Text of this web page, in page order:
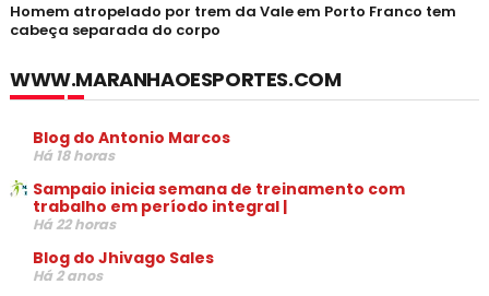
Homem atropelado por trem da Vale em Porto Franco tem
cabeça separada do corpo
WWW.MARANHAOESPORTES.COM
Blog do Antonio Marcos
Há 18 horas
Sampaio inicia semana de treinamento com
trabalho em período integral |
Há 22 horas
Blog do Jhivago Sales
Há 2 anos